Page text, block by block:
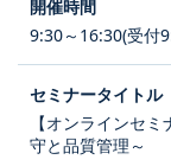
9:30～16:30(受付
【オンラインセ
守と品質管理～